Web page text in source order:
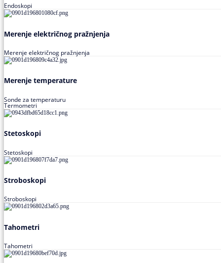
Endoskopi
Merenje električnog pražnjenja
Merenje električnog pražnjenja
Merenje temperature
Sonde za temperaturu
Termometri
Stetoskopi
Stetoskopi
Stroboskopi
Stroboskopi
Tahometri
Tahometri